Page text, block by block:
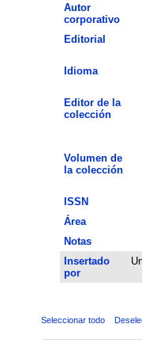
Autor
corporativo
Editorial
Idioma
Editor de la
colección
Volumen de
la colección
ISSN
Área
Notas
Insertado
por
Seleccionar todo